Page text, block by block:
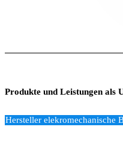
Produkte und Leistungen als
Hersteller elekromechanische